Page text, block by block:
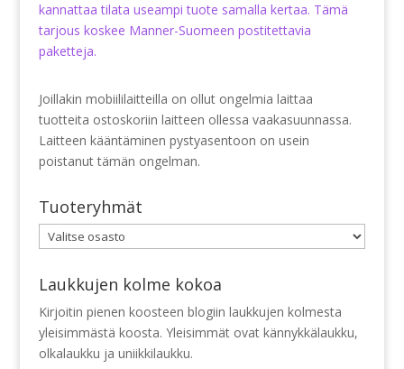
kannattaa tilata useampi tuote samalla kertaa. Tämä
tarjous koskee Manner-Suomeen postitettavia
paketteja.
Joillakin mobiililaitteilla on ollut ongelmia laittaa
tuotteita ostoskoriin laitteen ollessa vaakasuunnassa.
Laitteen kääntäminen pystyasentoon on usein
poistanut tämän ongelman.
Tuoteryhmät
Laukkujen kolme kokoa
Kirjoitin pienen koosteen blogiin laukkujen kolmesta
yleisimmästä koosta. Yleisimmät ovat kännykkälaukku,
olkalaukku ja uniikkilaukku.